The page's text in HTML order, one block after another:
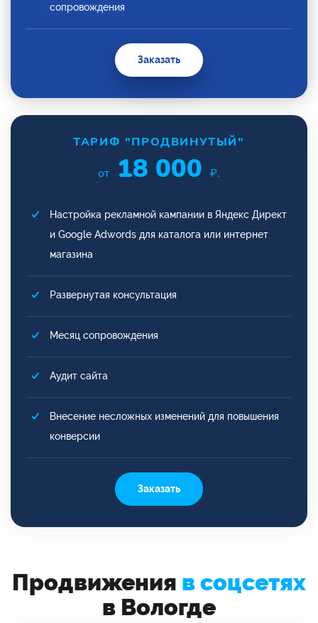
сопровождения
Заказать
ТАРИФ "ПРОДВИНУТЫЙ"
от 18 000 ₽.
Настройка рекламной кампании в Яндекс Директ
и Google Adwords для каталога или интернет
магазина
Развернутая консультация
Месяц сопровождения
Аудит сайта
Внесение несложных изменений для повышения
конверсии
Заказать
Продвижения в соцсетях
в Вологде